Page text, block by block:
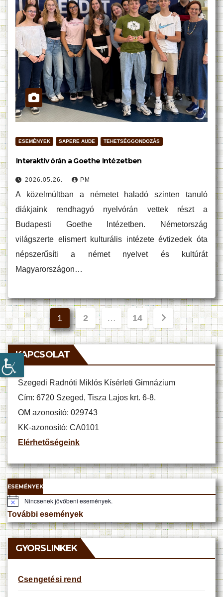
ESEMÉNYEK SAPERE AUDE TEHETSÉGGONDOZÁS
Interaktív órán a Goethe Intézetben
2026.05.26. PM
A közelmúltban a németet haladó szinten tanuló
diákjaink rendhagyó nyelvórán vettek részt a
Budapesti Goethe Intézetben. Németország
világszerte elismert kulturális intézete évtizedek óta
népszerűsíti a német nyelvet és kultúrát
Magyarországon…
Bejegyzések
lapozása
1 2 … 14
KAPCSOLAT
Szegedi Radnóti Miklós Kísérleti Gimnázium
Cím: 6720 Szeged, Tisza Lajos krt. 6-8.
OM azonosító: 029743
KK-azonosító: CA0101
Elérhetőségeink
ESEMÉNYEK
N
o
t
i
c
e
Nincsenek jövőbeni események.
További események
GYORSLINKEK
Csengetési rend